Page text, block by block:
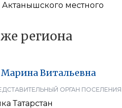
местного
региона
МаринаВитальевна
ОРГАН ПОСЕЛЕНИЯ
Татарстан